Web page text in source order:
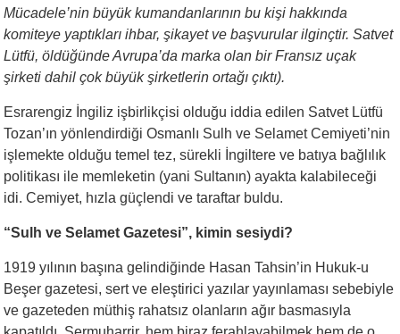
Mücadele’nin büyük kumandanlarının bu kişi hakkında
komiteye yaptıkları ihbar, şikayet ve başvurular ilginçtir. Satvet
Lütfü, öldüğünde Avrupa’da marka olan bir Fransız uçak
şirketi dahil çok büyük şirketlerin ortağı çıktı).
Esrarengiz İngiliz işbirlikçisi olduğu iddia edilen Satvet Lütfü
Tozan’ın yönlendirdiği Osmanlı Sulh ve Selamet Cemiyeti’nin
işlemekte olduğu temel tez, sürekli İngiltere ve batıya bağlılık
politikası ile memleketin (yani Sultanın) ayakta kalabileceği
idi. Cemiyet, hızla güçlendi ve taraftar buldu.
“Sulh ve Selamet Gazetesi”, kimin sesiydi?
1919 yılının başına gelindiğinde Hasan Tahsin’in Hukuk-u
Beşer gazetesi, sert ve eleştirici yazılar yayınlaması sebebiyle
ve gazeteden müthiş rahatsız olanların ağır basmasıyla